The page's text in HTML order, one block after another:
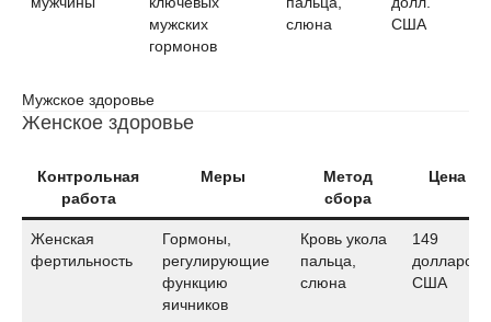
мужских
гормонов
слюна
США
Мужское здоровье
Женское здоровье
Контрольная
работа
Меры
Метод
сбора
Цена
Женская
фертильность
Гормоны,
регулирующие
функцию
яичников
Кровь укола
пальца,
слюна
149
долларов
США